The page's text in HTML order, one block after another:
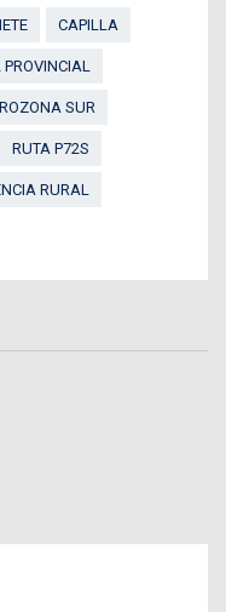
CAPILLA
SUR
RUTA P72S
RURAL